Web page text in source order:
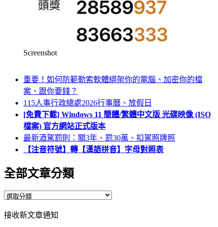
Screenshot
重要！如何防範勒索軟體綁架你的電腦、加密你的檔
案、跟你要錢？
115人事行政總處2026行事曆、放假日
[免費下載] Windows 11 簡體/繁體中文版 光碟映像 (ISO
檔案) 官方網站正式版本
最新酒駕罰則：關3年、罰30萬、扣駕照牌照
【注音符號】轉【漢語拼音】字母對照表
全部文章分類
全
文
接收新文章通知